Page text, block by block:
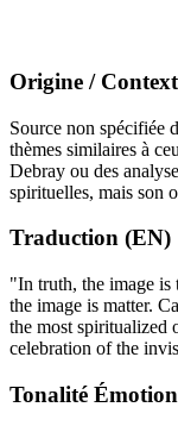
Origine /
Source non spécifiée
thèmes similaires à
Debray ou des
spirituelles, mais son
Traduction (EN)
"In truth, the image is
the image is matter.
the most spiritualized
celebration of the
Tonalité